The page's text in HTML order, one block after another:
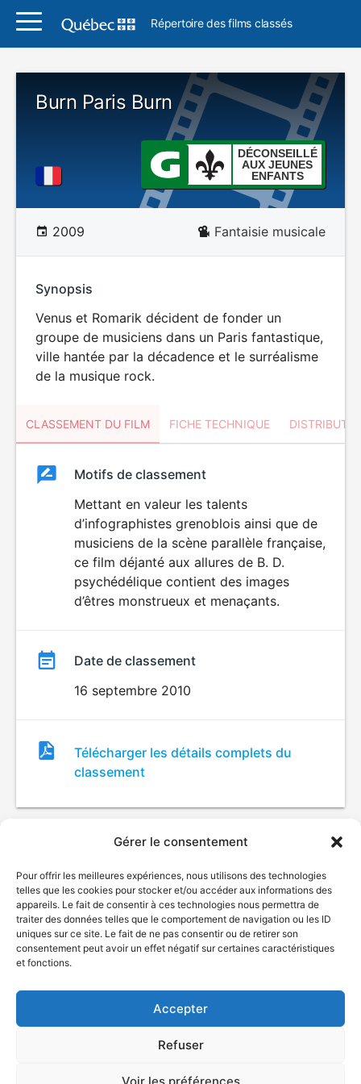
Gérer le consentement
Pour offrir les meilleures expériences, nous utilisons des technologies
telles que les cookies pour stocker et/ou accéder aux informations des
appareils. Le fait de consentir à ces technologies nous permettra de
traiter des données telles que le comportement de navigation ou les ID
uniques sur ce site. Le fait de ne pas consentir ou de retirer son
consentement peut avoir un effet négatif sur certaines caractéristiques
et fonctions.
Accepter
Refuser
Voir les préférences
Répertoire des films classés
Burn Paris Burn
DÉCONSEILLÉ
AUX JEUNES
ENFANTS
2009 Fantaisie musicale
Synopsis
Venus et Romarik décident de fonder un
groupe de musiciens dans un Paris fantastique,
ville hantée par la décadence et le surréalisme
de la musique rock.
CLASSEMENT DU FILM FICHE TECHNIQUE
ClassementClassement
DÉCONSEILLÉ
AUX JEUNES
ENFANTS
Motifs de classement
Mettant en valeur les talents
d’infographistes grenoblois ainsi que de
musiciens de la scène parallèle française,
ce film déjanté aux allures de B. D.
psychédélique contient des images
d’êtres monstrueux et menaçants.
Date de classement
16 septembre 2010
Fichier
de
classement
Télécharger les détails complets du
classement
© Gouvernement du Québec, 2026
Accessibilité
Déclaration de services